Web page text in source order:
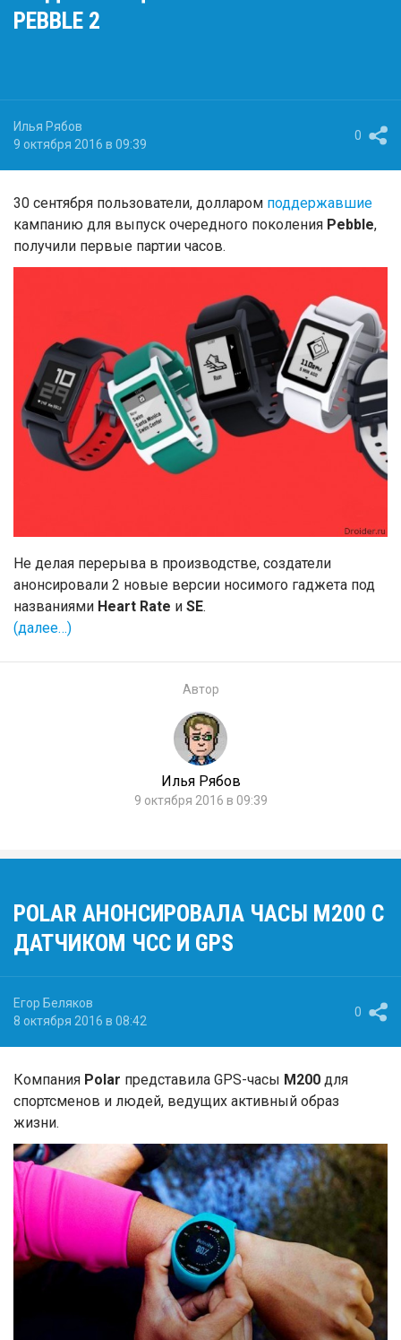
PEBBLE 2
Илья Рябов
9 октября 2016 в 09:39
0
30 сентября пользователи, долларом поддержавшие
кампанию для выпуск очередного поколения Pebble,
получили первые партии часов.
Не делая перерыва в производстве, создатели
анонсировали 2 новые версии носимого гаджета под
названиями Heart Rate и SE.
(далее…)
Автор
Илья Рябов
9 октября 2016 в 09:39
POLAR АНОНСИРОВАЛА ЧАСЫ M200 С
ДАТЧИКОМ ЧСС И GPS
Егор Беляков
8 октября 2016 в 08:42
0
Компания Polar представила GPS-часы M200 для
спортсменов и людей, ведущих активный образ
жизни.